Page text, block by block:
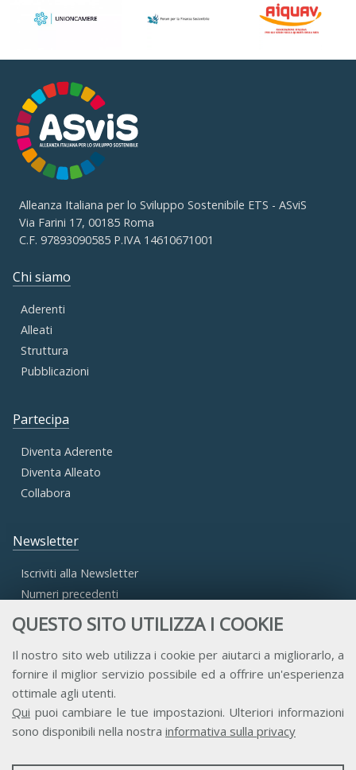
QUESTO SITO UTILIZZA I COOKIE
Il nostro sito web utilizza i cookie per aiutarci a migliorarlo, a
fornire il miglior servizio possibile ed a offrire un'esperienza
ottimale agli utenti.
Qui puoi cambiare le tue impostazioni. Ulteriori informazioni
sono disponibili nella nostra informativa sulla privacy
Alleanza Italiana per lo Sviluppo Sostenibile ETS - ASviS
Via Farini 17, 00185 Roma
C.F. 97893090585 P.IVA 14610671001
Chi siamo
Aderenti
Alleati
Struttura
Pubblicazioni
Partecipa
Diventa Aderente
Diventa Alleato
Collabora
Newsletter
Iscriviti alla Newsletter
Numeri precedenti
Accesso Aderenti
Accesso Consulta
Accesso Team